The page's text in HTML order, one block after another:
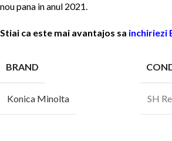
nou pana in anul 2021.
Stiai ca este mai avantajos sa inchiriezi
BRAND
Konica Minolta SH